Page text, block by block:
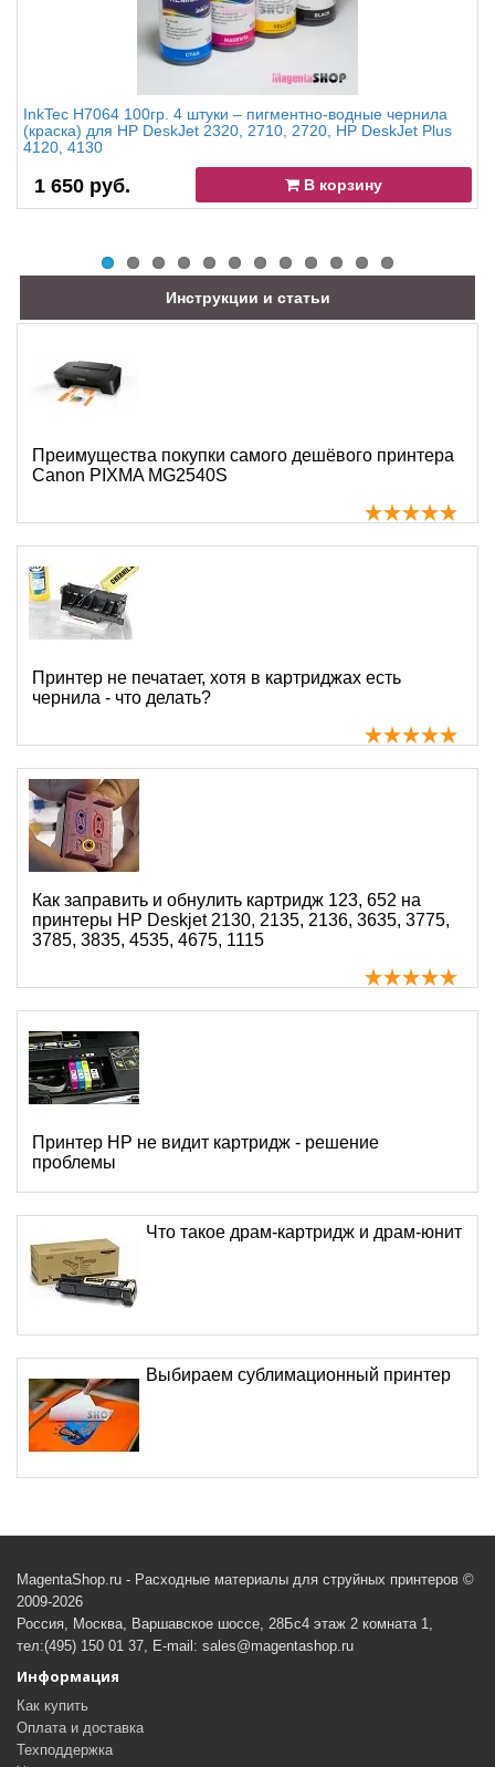
InkTec H7064 100гр. 4 штуки – пигментно-водные чернила
(краска) для HP DeskJet 2320, 2710, 2720, HP DeskJet Plus
4120, 4130
1 650 руб. В корзину
Инструкции и статьи
Преимущества покупки самого дешёвого принтера
Canon PIXMA MG2540S
Принтер не печатает, хотя в картриджах есть
чернила - что делать?
Как заправить и обнулить картридж 123, 652 на
принтеры HP Deskjet 2130, 2135, 2136, 3635, 3775,
3785, 3835, 4535, 4675, 1115
Принтер HP не видит картридж - решение
проблемы
Что такое драм-картридж и драм-юнит
Выбираем сублимационный принтер
MagentaShop.ru - Расходные материалы для струйных принтеров ©
2009-2026
Россия, Москва, Варшавское шоссе, 28Бс4 этаж 2 комната 1,
тел:(495) 150 01 37, E-mail: sales@magentashop.ru
Информация
Как купить
Оплата и доставка
Техподдержка